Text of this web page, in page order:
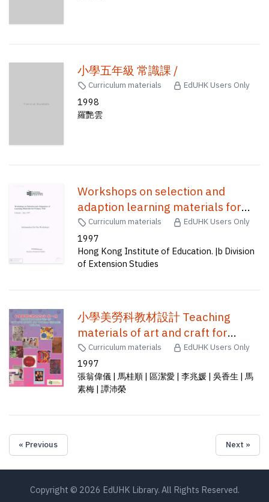
小學五年級 常識課 /
Curriculum materials EdUHK Users Only
1998
羅艷雲
Workshops on selection and
adaption learning materials for
TOC, February - June, 1997
Curriculum materials EdUHK Users Only
1997
Hong Kong Institute of Education. |b Division
of Extension Studies
小學美勞科教材設計 Teaching
materials of art and craft for
pirmary schools. Vol. 1
Curriculum materials EdUHK Users Only
1997
張翁偉儀 | 馬桂順 | 區潔愛 | 李兆媛 | 吳香生 | 馬
素梅 | 譚沛榮
« Previous Next »
Copyright © 2026 EdUHK Library. All Rights Reserved.